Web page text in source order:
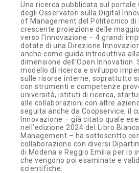
Una ricerca pubblicata sul portale
degli Osservatori sulla Digital
of Management del Politecnico di
crescente proiezione delle
verso l’innovazione – 4 grandi
dotate di una Direzione
anche come guida introduttiva
dimensione dell’Open Innovation.
modello di ricerca e sviluppo
sulle risorse interne, soprattutto
con strumenti e competenze
università, istituti di ricerca,
alle collaborazioni con altre
seguita anche da Coopservice, il
Innovazione – già citato quale
nell’edizione 2024 del Libro
Management – ha sottoscritto
collaborazione con diversi
di Modena e Reggio Emilia per lo
che vengono poi esaminate e
scientifiche.